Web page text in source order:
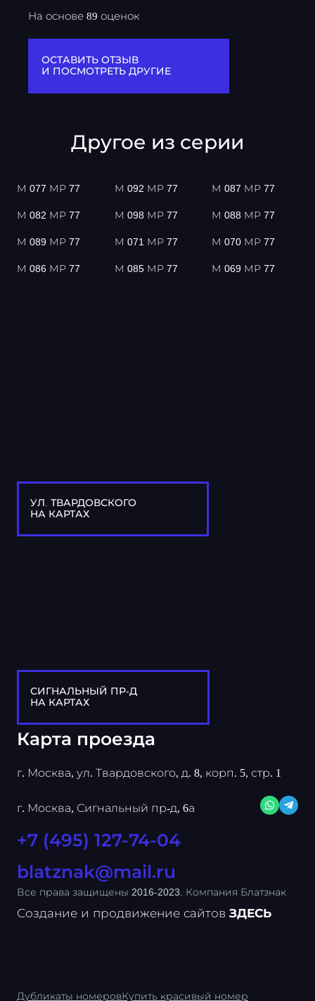
На основе 89 оценок
ОСТАВИТЬ ОТЗЫВ
И ПОСМОТРЕТЬ ДРУГИЕ
Другое из серии
М 077 МР 77 М 092 МР 77 М 087 МР 77
М 082 МР 77 М 098 МР 77 М 088 МР 77
М 089 МР 77 М 071 МР 77 М 070 МР 77
М 086 МР 77 М 085 МР 77 М 069 МР 77
УЛ. ТВАРДОВСКОГО
НА КАРТАХ
СИГНАЛЬНЫЙ ПР-Д
НА КАРТАХ
Карта проезда
г. Москва, ул. Твардовского, д. 8, корп. 5, стр. 1
г. Москва, Сигнальный пр-д, 6а
+7 (495) 127-74-04
blatznak@mail.ru
Все права защищены 2016-2023. Компания Блатзнак
Создание и продвижение сайтов ЗДЕСЬ
Дубликаты номеровКупить красивый номер